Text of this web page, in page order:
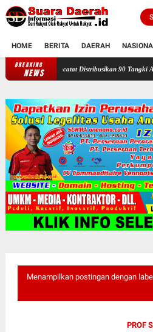
HOME BERITA DAERAH
BREAKING
NEWS Selama Kemarau : Posko
Menampilkan postingan dengan
PROF